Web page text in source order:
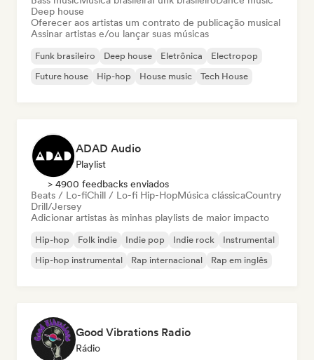
Deep house
Oferecer aos artistas um contrato de publicação musical
Assinar artistas e/ou lançar suas músicas
Funk brasileiro Deep house Eletrônica
Electropop
Future house
Hip-hop House music Tech House
ADAD Audio
Playlist
> 4900 feedbacks enviados
Beats / Lo-fiChill / Lo-fi Hip-HopMúsica clássicaCountry
Drill/Jersey
Adicionar artistas às minhas playlists de maior impacto
Hip-hop Folk indie Indie pop Indie rock
Instrumental
Hip-hop instrumental
Rap internacional Rap em inglês
Good Vibrations Radio
Rádio